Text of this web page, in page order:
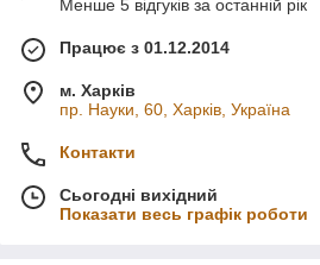
Менше 5 відгуків за останній рік
Працює з 01.12.2014
м. Харків
пр. Науки, 60, Харків, Україна
Контакти
Сьогодні вихідний
Показати весь графік роботи